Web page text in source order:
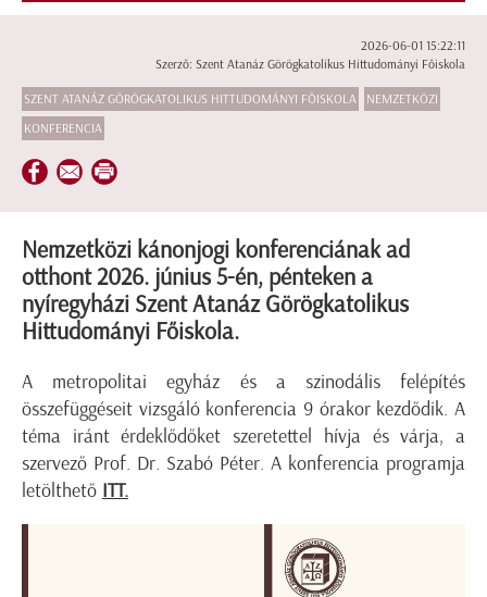
2026-06-01 15:22:11
Szerző: Szent Atanáz Görögkatolikus Hittudományi Főiskola
SZENT ATANÁZ GÖRÖGKATOLIKUS HITTUDOMÁNYI FŐISKOLA
NEMZETKÖZI
KONFERENCIA
Nemzetközi kánonjogi konferenciának ad
otthont 2026. június 5-én, pénteken a
nyíregyházi Szent Atanáz Görögkatolikus
Hittudományi Főiskola.
A metropolitai egyház és a szinodális felépítés
összefüggéseit vizsgáló konferencia 9 órakor kezdődik. A
téma iránt érdeklődőket szeretettel hívja és várja, a
szervező Prof. Dr. Szabó Péter. A konferencia programja
letölthető ITT.